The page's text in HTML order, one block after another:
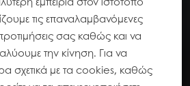
τις επαναλαμβανόμενες
προτιμήσεις σας καθώς και να
την κίνηση. Για να
σχετικά με τα cookies, καθώς